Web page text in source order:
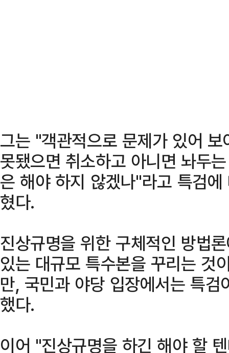
그는 "객관적으로 문제가 있어
못됐으면 취소하고 아니면 놔두
은 해야 하지 않겠나"라고 특검
혔다.
진상규명을 위한 구체적인 방법
있는 대규모 특수본을 꾸리는 것
만, 국민과 야당 입장에서는 특
했다.
이어 "진상규명을 하긴 해야 할